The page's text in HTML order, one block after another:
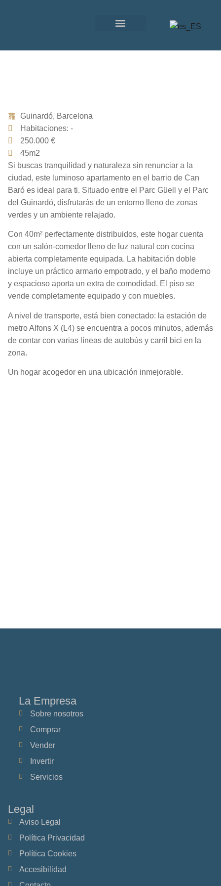
Guinardó, Barcelona
Habitaciones: -
250.000 €
45m2
Si buscas tranquilidad y naturaleza sin renunciar a la
ciudad, este luminoso apartamento en el barrio de Can
Baró es ideal para ti. Situado entre el Parc Güell y el Parc
del Guinardó, disfrutarás de un entorno lleno de zonas
verdes y un ambiente relajado.
Con 40m² perfectamente distribuidos, este hogar cuenta
con un salón-comedor lleno de luz natural con cocina
abierta completamente equipada. La habitación doble
incluye un práctico armario empotrado, y el baño moderno
y espacioso aporta un extra de comodidad. El piso se
vende completamente equipado y con muebles.
A nivel de transporte, está bien conectado: la estación de
metro Alfons X (L4) se encuentra a pocos minutos, además
de contar con varias líneas de autobús y carril bici en la
zona.
Un hogar acogedor en una ubicación inmejorable.
La Empresa
Sobre nosotros
Comprar
Vender
Invertir
Servicios
Legal
Aviso Legal
Política Privacidad
Política Cookies
Accesibilidad